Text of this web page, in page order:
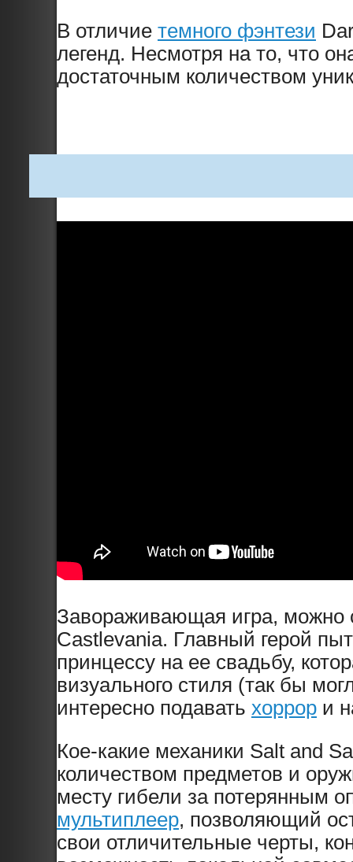
В отличие темного фэнтези
легенд. Несмотря на то, что
достаточным количеством
Завораживающая игра, можно
Castlevania. Главный герой
принцессу на ее свадьбу,
визуального стиля (так бы
интересно подавать хоррор и
Кое-какие механики Salt and
количеством предметов и
месту гибели за потерянным
мультиплеер, позволяющий
свои отличительные черты,